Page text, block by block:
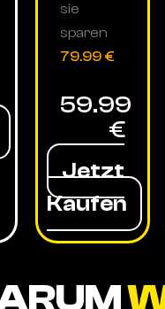
sie
sparen
79.99 €
59.99
€
Jetzt
Kaufen